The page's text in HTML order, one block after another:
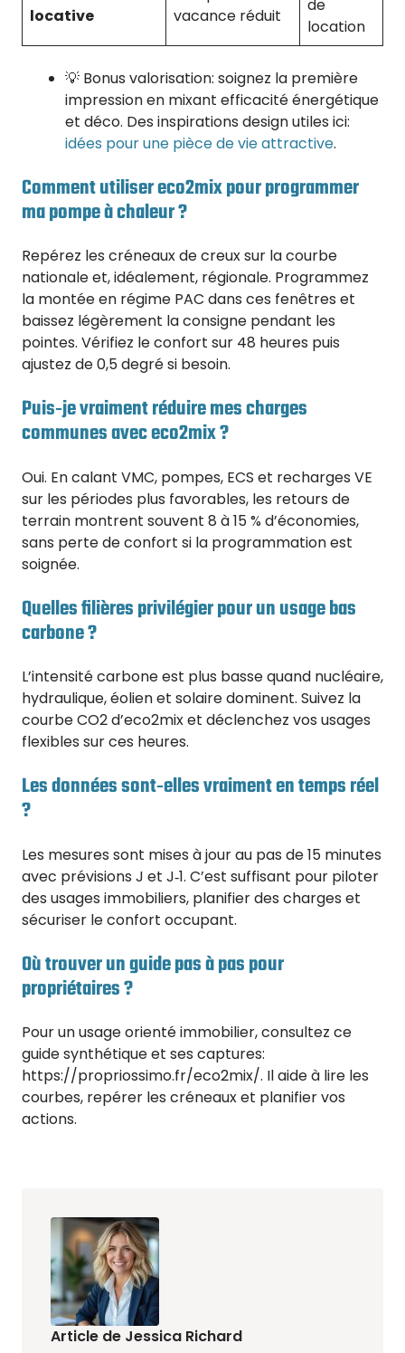
locative
vacance réduit
de
location
💡 Bonus valorisation: soignez la première
impression en mixant efficacité énergétique
et déco. Des inspirations design utiles ici:
idées pour une pièce de vie attractive.
Comment utiliser eco2mix pour programmer
ma pompe à chaleur ?
Repérez les créneaux de creux sur la courbe
nationale et, idéalement, régionale. Programmez
la montée en régime PAC dans ces fenêtres et
baissez légèrement la consigne pendant les
pointes. Vérifiez le confort sur 48 heures puis
ajustez de 0,5 degré si besoin.
Puis‑je vraiment réduire mes charges
communes avec eco2mix ?
Oui. En calant VMC, pompes, ECS et recharges VE
sur les périodes plus favorables, les retours de
terrain montrent souvent 8 à 15 % d’économies,
sans perte de confort si la programmation est
soignée.
Quelles filières privilégier pour un usage bas
carbone ?
L’intensité carbone est plus basse quand nucléaire,
hydraulique, éolien et solaire dominent. Suivez la
courbe CO2 d’eco2mix et déclenchez vos usages
flexibles sur ces heures.
Les données sont‑elles vraiment en temps réel
?
Les mesures sont mises à jour au pas de 15 minutes
avec prévisions J et J‑1. C’est suffisant pour piloter
des usages immobiliers, planifier des charges et
sécuriser le confort occupant.
Où trouver un guide pas à pas pour
propriétaires ?
Pour un usage orienté immobilier, consultez ce
guide synthétique et ses captures:
https://propriossimo.fr/eco2mix/. Il aide à lire les
courbes, repérer les créneaux et planifier vos
actions.
Article de Jessica Richard